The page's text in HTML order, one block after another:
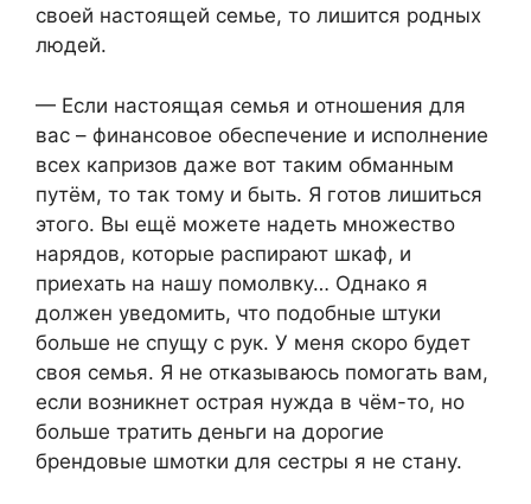
своей настоящей семье, то лишится родных
людей.
— Если настоящая семья и отношения для
вас – финансовое обеспечение и исполнение
всех капризов даже вот таким обманным
путём, то так тому и быть. Я готов лишиться
этого. Вы ещё можете надеть множество
нарядов, которые распирают шкаф, и
приехать на нашу помолвку… Однако я
должен уведомить, что подобные штуки
больше не спущу с рук. У меня скоро будет
своя семья. Я не отказываюсь помогать вам,
если возникнет острая нужда в чём-то, но
больше тратить деньги на дорогие
брендовые шмотки для сестры я не стану.